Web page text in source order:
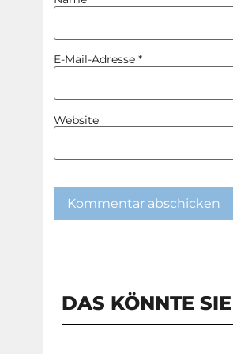
E-Mail-Adresse*
Website
DAS KÖNNTE